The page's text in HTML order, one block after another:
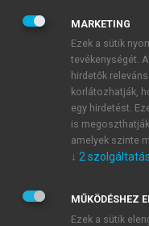
JELSZÓ
JELSZÓ ÚJRA
Kérek értesítést a
Kérek értesítést az
Adatkezelési
veszem és
MARKETING
Ezek a sütik
tevékenységét.
hirdetők
korlátozhatják,
egy hirdetést.
is
amelyek szinte
↓ 2 szolgáltatás
MŰKÖDÉSHEZ
Ezek a sütik